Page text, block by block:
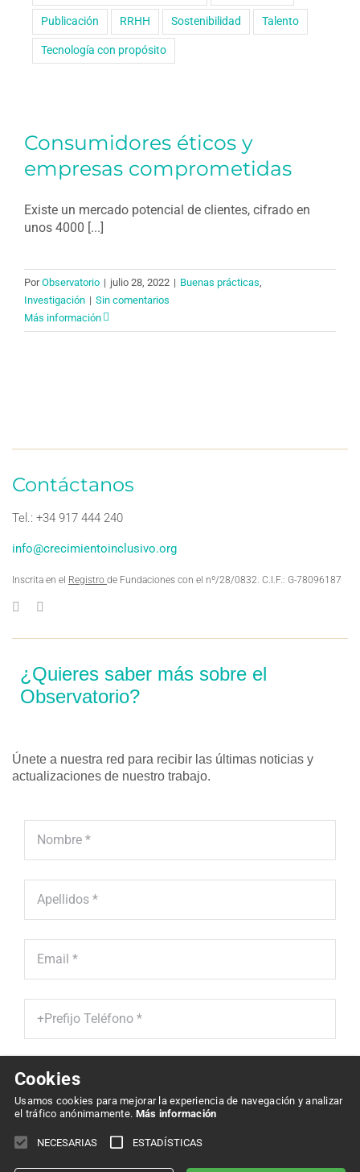
Consumidores éticos y
empresas comprometidas
Existe un mercado potencial de clientes, cifrado en
unos 4000 [...]
PorObservatorio | julio 28, 2022 | Buenas prácticas
Investigación | Sin comentarios
Más información
Publicación RRHH Sostenibilidad Talento
Tecnología con propósito
Contáctanos
Tel.: +34 917 444 240
info@crecimientoinclusivo.org
Inscrita en el Registro de Fundaciones con el nº/28/0832. C.I.F.: G-78096187
¿Quieres saber más sobre el
Observatorio?
Únete a nuestra red para recibir las últimas noticias y
actualizaciones de nuestro trabajo.
He leído y acepto la '
Cookies
Usamos cookies para mejorar la experiencia de navegación y analizar
el tráfico anónimamente. Más información
NECESARIAS ESTADÍSTICAS